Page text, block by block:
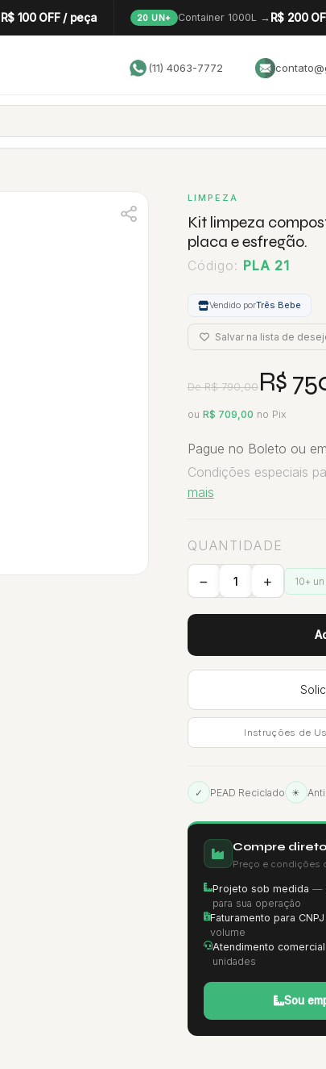
R$ 100 OFF / peça 20 UN+ Container 1000L → R$ 200
(11) 4063-7772
LIMPEZA
Kit limpeza
placa e esfregão.
Código: PLA 21
Vendido porTrês Bebe
Salvar na lista de
De R$ 790,00R$
ou R$ 709,00 no Pix
Pague no Boleto ou
Condições especiais
mais
QUANTIDADE
10+
Instruções de
✓ PEAD Reciclado ☀
Compre
Preço e condições
Projeto sob medida —
para sua operação
Faturamento para CNPJ
volume
Atendimento comercial
unidades
Sou